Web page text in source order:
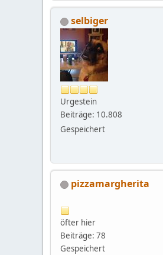
selbiger
Urgestein
Beiträge: 10.808
Gespeichert
pizzamargherita
öfter hier
Beiträge: 78
Gespeichert